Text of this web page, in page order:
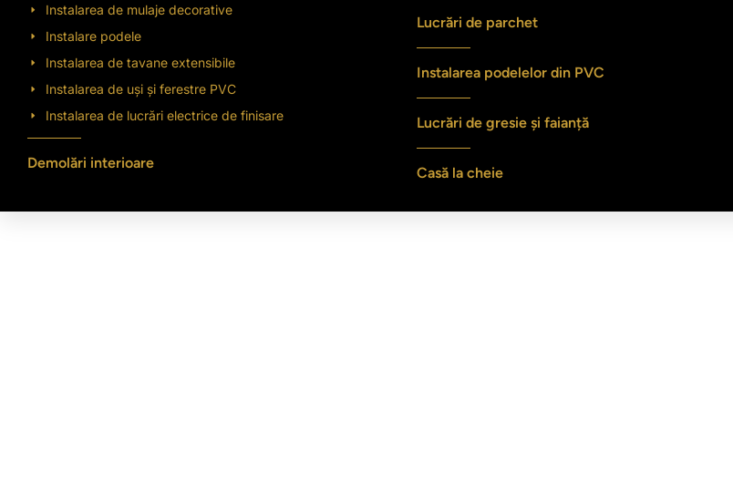
Instalarea de mulaje decorative
Instalare podele
Instalarea de tavane extensibile
Instalarea de uși și ferestre PVC
Instalarea de lucrări electrice de finisare
Demolări interioare
Lucrări de parchet
Instalarea podelelor din PVC
Lucrări de gresie și faianță
Casă la cheie